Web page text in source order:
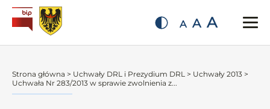
A A A
Strona główna > Uchwały DRL i Prezydium DRL > Uchwały 2013 >
Uchwała Nr 283/2013 w sprawie zwolnienia z...